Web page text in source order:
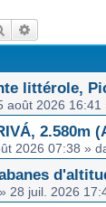
Rechercher
littérole,
août 2026 16:41
2.580m
2026 07:38 »
» 28 juil. 2026